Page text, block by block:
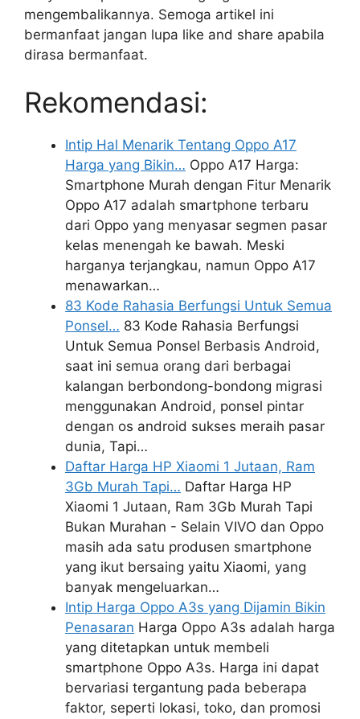
mengembalikannya. Semoga artikel ini
bermanfaat jangan lupa like and share apabila
dirasa bermanfaat.
Rekomendasi:
Intip Hal Menarik Tentang Oppo A17
Harga yang Bikin… Oppo A17 Harga:
Smartphone Murah dengan Fitur Menarik
Oppo A17 adalah smartphone terbaru
dari Oppo yang menyasar segmen pasar
kelas menengah ke bawah. Meski
harganya terjangkau, namun Oppo A17
menawarkan…
83 Kode Rahasia Berfungsi Untuk Semua
Ponsel… 83 Kode Rahasia Berfungsi
Untuk Semua Ponsel Berbasis Android,
saat ini semua orang dari berbagai
kalangan berbondong-bondong migrasi
menggunakan Android, ponsel pintar
dengan os android sukses meraih pasar
dunia, Tapi…
Daftar Harga HP Xiaomi 1 Jutaan, Ram
3Gb Murah Tapi… Daftar Harga HP
Xiaomi 1 Jutaan, Ram 3Gb Murah Tapi
Bukan Murahan - Selain VIVO dan Oppo
masih ada satu produsen smartphone
yang ikut bersaing yaitu Xiaomi, yang
banyak mengeluarkan…
Intip Harga Oppo A3s yang Dijamin Bikin
Penasaran Harga Oppo A3s adalah harga
yang ditetapkan untuk membeli
smartphone Oppo A3s. Harga ini dapat
bervariasi tergantung pada beberapa
faktor, seperti lokasi, toko, dan promosi